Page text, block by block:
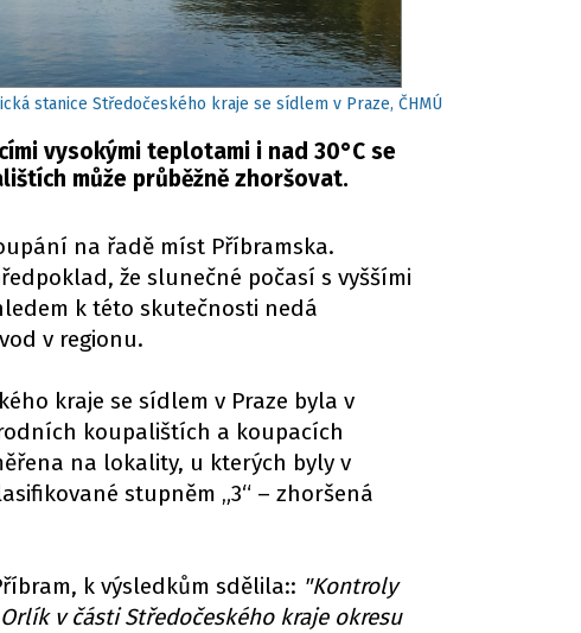
stanice Středočeského kraje se sídlem v Praze, ČHMÚ
vysokými teplotami i nad 30°C se
může průběžně zhoršovat.
na řadě míst Příbramska.
že slunečné počasí s vyššími
k této skutečnosti nedá
v regionu.
kraje se sídlem v Praze byla v
koupalištích a koupacích
na lokality, u kterých byly v
stupněm „3“ – zhoršená
k výsledkům sdělila:: "Kontroly
v části Středočeského kraje okresu